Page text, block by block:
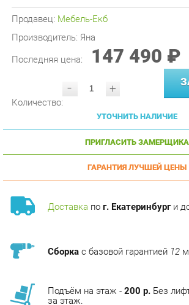
Производитель:Яна
Последняя цена: 147 490 ₽
-
УТОЧНИТЬ НАЛИЧИЕ
ПРИГЛАСИТЬ ЗАМЕРЩИКА
ГАРАНТИЯ ЛУЧШЕЙ ЦЕНЫ
Доставкапог. Екатеринбурги до
ТЭГИ